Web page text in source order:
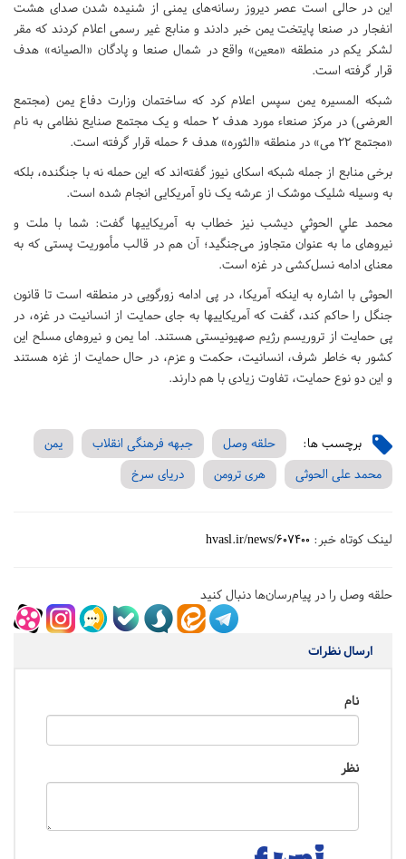
این در حالی است عصر دیروز رسانه‌های یمنی از شنیده شدن صدای هشت
انفجار در صنعا پایتخت یمن خبر دادند و منابع غیر رسمی اعلام کردند که مقر
لشکر یکم در منطقه «معین» واقع در شمال صنعا و پادگان «الصیانه» هدف
قرار گرفته‌ است.
شبکه المسیره یمن سپس اعلام کرد که ساختمان وزارت دفاع یمن (مجتمع
العرضی) در مرکز صنعاء مورد هدف 2 حمله و یک مجتمع صنایع نظامی به نام
«مجتمع 22 می» در منطقه «الثوره» هدف 6 حمله قرار گرفته است.
برخی منابع از جمله شبکه اسکای نیوز گفته‌اند که این حمله نه با جنگنده، بلکه
به وسیله شلیک موشک از عرشه یک ناو آمریکایی انجام شده است.
محمد علي الحوثي دیشب نیز خطاب به آمریکاییها گفت: شما با ملت و
نیروهای ما به عنوان متجاوز می‌جنگید؛ آن هم در قالب مأموریت پستی که به
معنای ادامه نسل‌کشی در غزه است.
الحوثی با اشاره به اینکه آمریکا، در پی ادامه زورگویی در منطقه است تا قانون
جنگل را حاکم کند، گفت که آمریکاییها به جای حمایت از انسانیت در غزه، در
پی حمایت از تروریسم رژیم صهیونیستی هستند. اما یمن و نیروهای مسلح این
کشور به خاطر شرف، انسانیت، حکمت و عزم، در حال حمایت از غزه هستند
و این دو نوع حمایت، تفاوت زیادی با هم دارند.
برچسب ها: حلقه وصل جبهه فرهنگی انقلاب
یمن
محمد علی الحوثی
هری ترومن دریای سرخ
لینک کوتاه خبر: hvasl.ir/news/607400
حلقه وصل را در پیام‌رسان‌ها دنبال کنید
ارسال نظرات
نام
نظر